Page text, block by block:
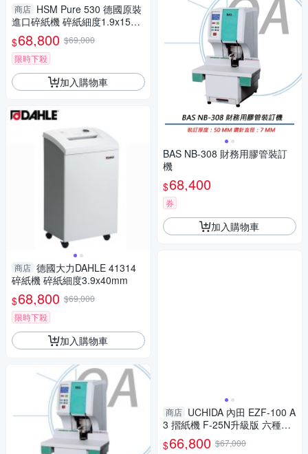
商店 HSM Pure 530 德國原裝
進口碎紙機 碎紙細度1.9x15m
m 細碎狀 長時間連續碎紙
$68,800 $69,000
限時下殺
加入購物車
商店 德國大力DAHLE 41314
碎紙機 碎紙細度3.9x40mm
$68,800 $69,000
限時下殺
加入購物車
BAS NB-308 財務用膠管裝訂
機
$68,400
券
加入購物車
商店 UCHIDA 內田 EZF-100 A
3 摺紙機 F-25N升級版 六種摺
法
$66,800 $67,000